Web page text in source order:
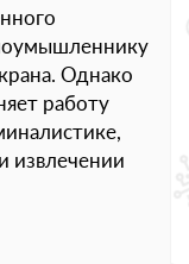
Однако
работу
извлечении